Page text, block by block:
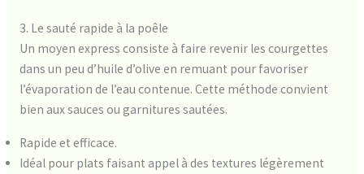
3. Le sauté rapide à la poêle
Un moyen express consiste à faire revenir les courgettes
dans un peu d’huile d’olive en remuant pour favoriser
l’évaporation de l’eau contenue. Cette méthode convient
bien aux sauces ou garnitures sautées.
Rapide et efficace.
Idéal pour plats faisant appel à des textures légèrement